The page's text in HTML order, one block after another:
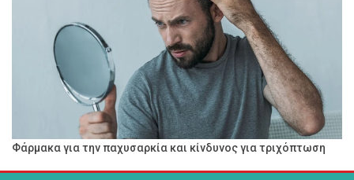
Φάρμακα για την παχυσαρκία και κίνδυνος για τριχόπτωση